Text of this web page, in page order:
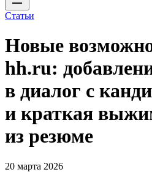
Статьи
Новые
hh.ru:
в диалог с
и краткая
из резюме
20 марта 2026